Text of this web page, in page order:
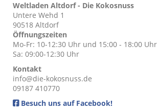
Weltladen Altdorf - Die Kokosnuss
Untere Wehd 1
90518 Altdorf
Öffnungszeiten
Mo-Fr: 10-12:30 Uhr und 15:00 - 18:00 Uhr
Sa: 09:00-12:30 Uhr
Kontakt
info@die-kokosnuss.de
09187 410770
Besuch uns auf Facebook!